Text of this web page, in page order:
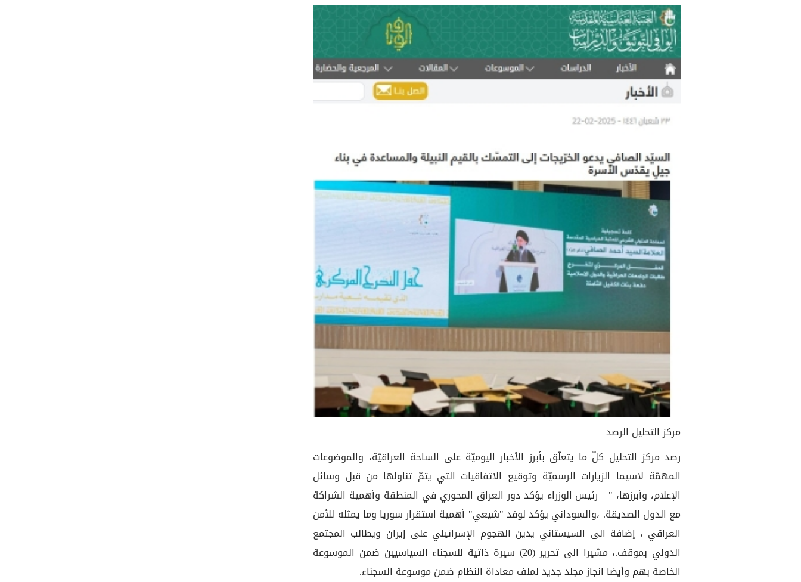
مركز التحليل الرصد
رصد مركز التحليل كلّ ما يتعلّق بأبرز الأخبار اليوميّة على الساحة العراقيّة، والموضوعات
المهمّة لاسيما الزيارات الرسميّة وتوقيع الاتفاقيات التي يتمّ تناولها من قبل وسائل
الإعلام، وأبرزها، " رئيس الوزراء يؤكد دور العراق المحوري في المنطقة وأهمية الشراكة
مع الدول الصديقة. ،والسوداني يؤكد لوفد "شيعي" أهمية استقرار سوريا وما يمثله للأمن
العراقي ، إضافة الى السيستاني يدين الهجوم الإسرائيلي على إيران ويطالب المجتمع
الدولي بموقف.، مشيرا الى تحرير (20) سيرة ذاتية للسجناء السياسيين ضمن الموسوعة
الخاصة بهم وأيضا انجاز مجلد جديد لملف معاداة النظام ضمن موسوعة السجناء.